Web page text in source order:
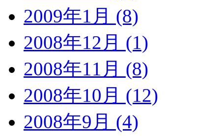
2009年1月 (8)
2008年12月 (1)
2008年11月 (8)
2008年10月 (12)
2008年9月 (4)